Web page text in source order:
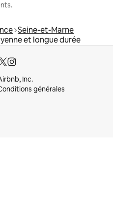
Seine-et-Marne
et longue durée
Inc.
générales